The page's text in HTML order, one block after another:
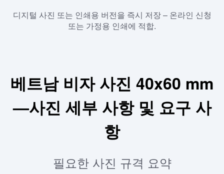
디지털 사진 또는 인쇄용 버전을 즉시 저장 – 온라인 신청
또는 가정용 인쇄에 적합.
베트남 비자 사진 40x60 mm
—사진 세부 사항 및 요구 사
항
필요한 사진 규격 요약